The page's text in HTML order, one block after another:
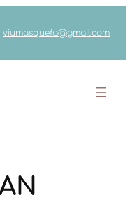
viumasquefa@gmail.com